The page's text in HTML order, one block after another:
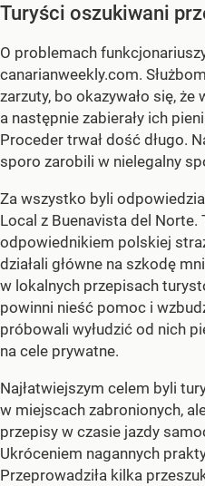
Turyści oszukiwani
O problemach
canarianweekly.com.
zarzuty, bo okazywało się, że
a następnie zabierały ich
Proceder trwał dość długo.
sporo zarobili w nielegalny
Za wszystko byli
Local z Buenavista del Norte.
odpowiednikiem polskiej
działali główne na szkodę
w lokalnych przepisach
powinni nieść pomoc i
próbowali wyłudzić od nich
na cele prywatne.
Najłatwiejszym celem byli
w miejscach zabronionych,
przepisy w czasie jazdy
Ukróceniem nagannych
Przeprowadziła kilka